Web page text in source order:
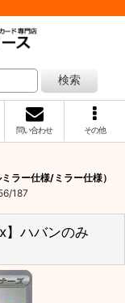
検索
問い合わせ その他
ラー仕様/ミラー仕様）
187
】ハバンのみ